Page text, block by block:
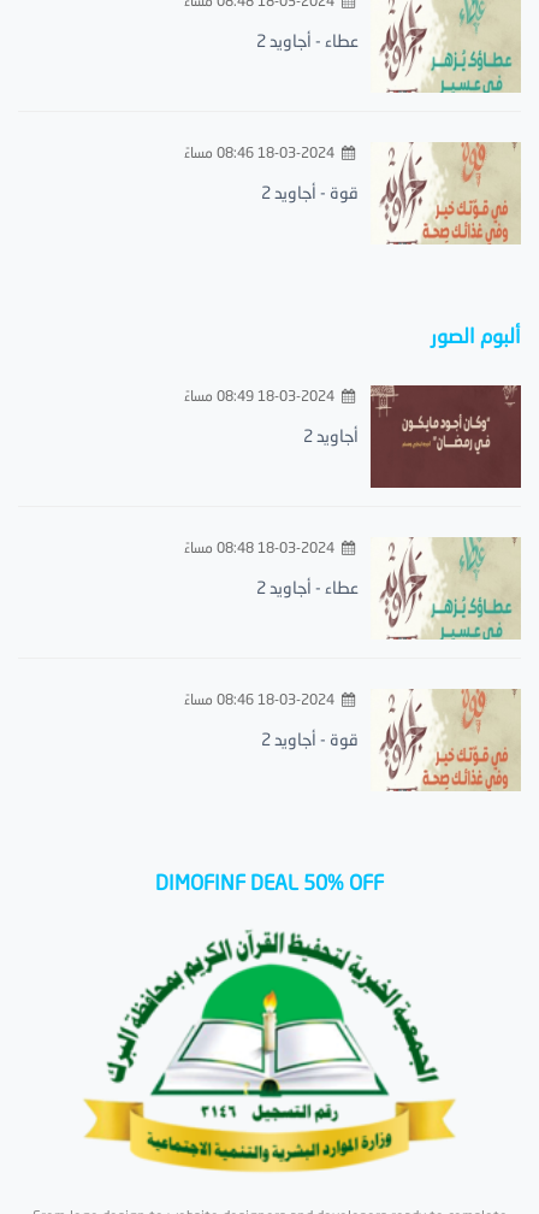
عطاء - أجاويد 2
18-03-2024 08:46 مساءً
قوة - أجاويد 2
ألبوم الصور
18-03-2024 08:49 مساءً
أجاويد 2
18-03-2024 08:48 مساءً
عطاء - أجاويد 2
18-03-2024 08:46 مساءً
قوة - أجاويد 2
DIMOFINF DEAL 50% OFF